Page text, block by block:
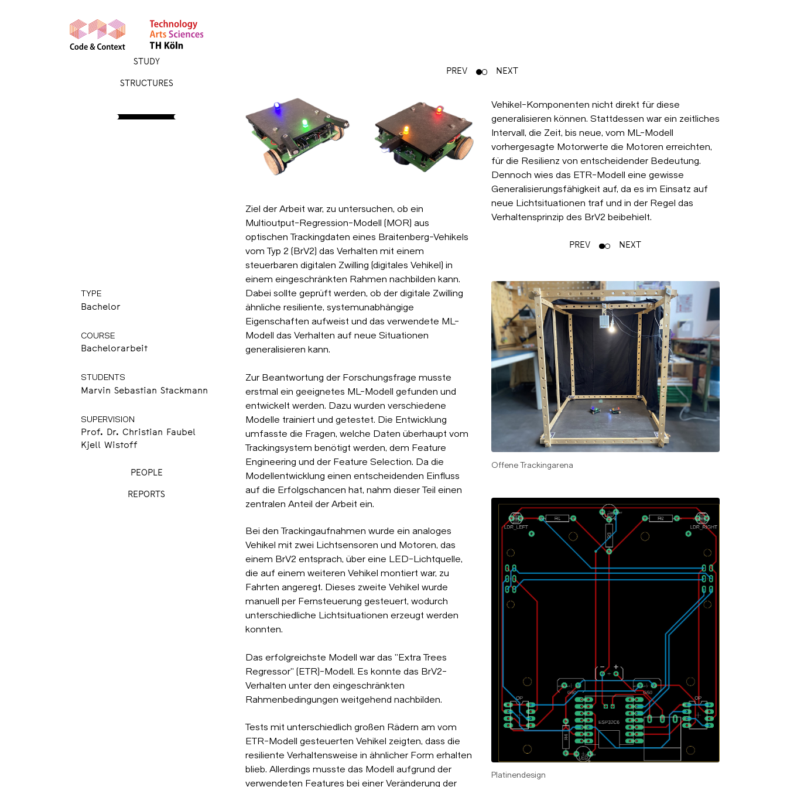
STUDY
STRUCTURES
TYPE
Bachelor
COURSE
Bachelorarbeit
STUDENTS
Marvin Sebastian Stackmann
SUPERVISION
Prof. Dr. Christian Faubel
Kjell Wistoff
PEOPLE
REPORTS
PREV NEXT
Ziel der Arbeit war, zu untersuchen, ob ein
Multioutput-Regression-Modell (MOR) aus
optischen Trackingdaten eines Braitenberg-Vehikels
vom Typ 2 (BrV2) das Verhalten mit einem
steuerbaren digitalen Zwilling (digitales Vehikel) in
einem eingeschränkten Rahmen nachbilden kann.
Dabei sollte geprüft werden, ob der digitale Zwilling
ähnliche resiliente, systemunabhängige
Eigenschaften aufweist und das verwendete ML-
Modell das Verhalten auf neue Situationen
generalisieren kann.
Zur Beantwortung der Forschungsfrage musste
erstmal ein geeignetes ML-Modell gefunden und
entwickelt werden. Dazu wurden verschiedene
Modelle trainiert und getestet. Die Entwicklung
umfasste die Fragen, welche Daten überhaupt vom
Trackingsystem benötigt werden, dem Feature
Engineering und der Feature Selection. Da die
Modellentwicklung einen entscheidenden Einfluss
auf die Erfolgschancen hat, nahm dieser Teil einen
zentralen Anteil der Arbeit ein.
Bei den Trackingaufnahmen wurde ein analoges
Vehikel mit zwei Lichtsensoren und Motoren, das
einem BrV2 entsprach, über eine LED-Lichtquelle,
die auf einem weiteren Vehikel montiert war, zu
Fahrten angeregt. Dieses zweite Vehikel wurde
manuell per Fernsteuerung gesteuert, wodurch
unterschiedliche Lichtsituationen erzeugt werden
konnten.
Das erfolgreichste Modell war das "Extra Trees
Regressor" (ETR)-Modell. Es konnte das BrV2-
Verhalten unter den eingeschränkten
Rahmenbedingungen weitgehend nachbilden.
Tests mit unterschiedlich großen Rädern am vom
ETR-Modell gesteuerten Vehikel zeigten, dass die
resiliente Verhaltensweise in ähnlicher Form erhalten
blieb. Allerdings musste das Modell aufgrund der
verwendeten Features bei einer Veränderung der
Vehikel-Komponenten nicht direkt für diese
generalisieren können. Stattdessen war ein zeitliches
Intervall, die Zeit, bis neue, vom ML-Modell
vorhergesagte Motorwerte die Motoren erreichten,
für die Resilienz von entscheidender Bedeutung.
Dennoch wies das ETR-Modell eine gewisse
Generalisierungsfähigkeit auf, da es im Einsatz auf
neue Lichtsituationen traf und in der Regel das
Verhaltensprinzip des BrV2 beibehielt.
PREV NEXT
Offene Trackingarena
Platinendesign